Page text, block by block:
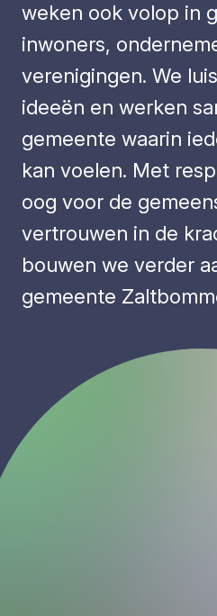
weken ook volop in
inwoners,
verenigingen. We
ideeën en werken
gemeente waarin
kan voelen. Met
oog voor de
vertrouwen in de
bouwen we verder
gemeente